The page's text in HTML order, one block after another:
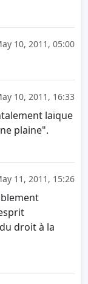
10, 2011, 05:00
10, 2011, 16:33
laïque
plaine".
11, 2011, 15:26
droit à la